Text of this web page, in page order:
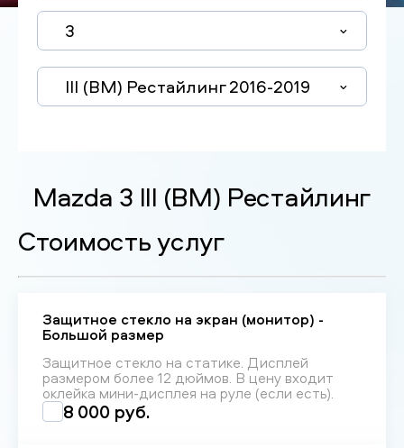
3
III (BM) Рестайлинг 2016-2019
Mazda 3 III (BM) Рестайлинг
Стоимость услуг
Защитное стекло на экран (монитор) -
Большой размер
Защитное стекло на статике. Дисплей
размером более 12 дюймов. В цену входит
оклейка мини-дисплея на руле (если есть).
8 000 руб.